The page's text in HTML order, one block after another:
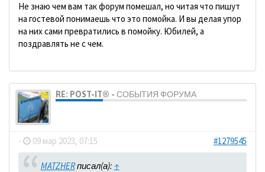
Не знаю чем вам так форум помешал, но читая что пишут
на гостевой понимаешь что это помойка. И вы делая упор
на них сами превратились в помойку. Юбилей, а
поздравлять не с чем.
RE: POST-IT® - СОБЫТИЯ ФОРУМА
- 09 мар 2023, 07:15 #1279545
MATZHERписал(а): ↑